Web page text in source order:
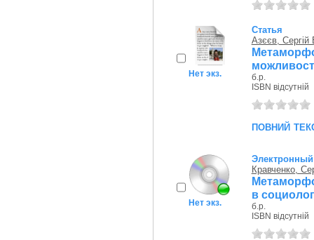
Нет экз.
Статья
Азєєв,
б.р.
ISBN відсутній
повний
Нет экз.
Электронный
Кравченко,
в
б.р.
ISBN відсутній